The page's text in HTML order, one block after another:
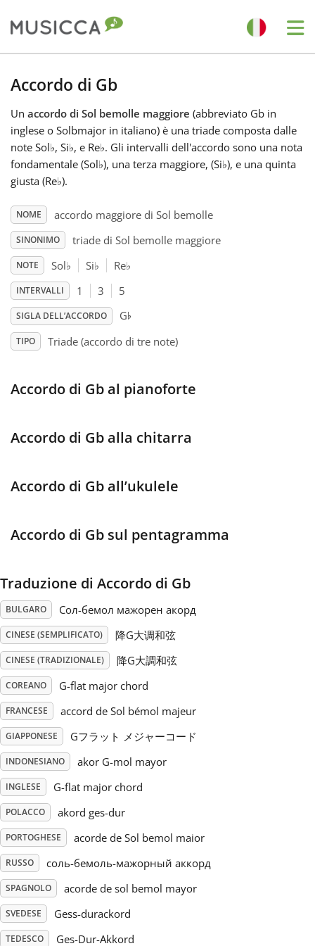
Български
Dansk
English
Español
Français
한국어
हिन्दी
Italiano
Português
Русский
Svenska
Tiếng Việt
Türkçe
Українська
简体中文
Accordo di Gb
Un accordo di Sol bemolle maggiore (abbreviato Gb in
inglese o Solbmajor in italiano) è una triade composta dalle
note Sol♭, Si♭, e Re♭. Gli intervalli dell'accordo sono una nota
fondamentale (Sol♭), una terza maggiore, (Si♭), e una quinta
giusta (Re♭).
NOME accordo maggiore di Sol bemolle
SINONIMO triade di Sol bemolle maggiore
NOTE Sol♭ Si♭ Re♭
INTERVALLI 1 3 5
SIGLA DELL’ACCORDO G♭
TIPO Triade (accordo di tre note)
Accordo di Gb al pianoforte
Accordo di Gb alla chitarra
Accordo di Gb all’ukulele
Accordo di Gb sul pentagramma
Traduzione di Accordo di Gb
BULGARO Сол-бемол мажорен акорд
CINESE (SEMPLIFICATO) 降G大调和弦
CINESE (TRADIZIONALE) 降G大調和弦
COREANO G-flat major chord
FRANCESE accord de Sol bémol majeur
GIAPPONESE Gフラット メジャーコード
INDONESIANO akor G-mol mayor
INGLESE G-flat major chord
POLACCO akord ges-dur
PORTOGHESE acorde de Sol bemol maior
RUSSO соль-бемоль-мажорный аккорд
SPAGNOLO acorde de sol bemol mayor
SVEDESE Gess-durackord
TEDESCO Ges-Dur-Akkord